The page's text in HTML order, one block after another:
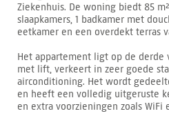
Ziekenhuis. De woning biedt 85
slaapkamers, 1 badkamer met
eetkamer en een overdekt terras
Het appartement ligt op de derde
met lift, verkeert in zeer goede
airconditioning. Het wordt
en heeft een volledig uitgeruste
en extra voorzieningen zoals WiFi